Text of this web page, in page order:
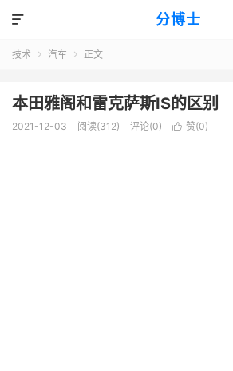
分博士

技术  汽车  正文
本田雅阁和雷克萨斯IS的区别
2021-12-03 阅读(312) 评论(0)  赞(0)